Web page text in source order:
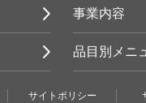
事業内容
品目別メニ
サイトポリシー